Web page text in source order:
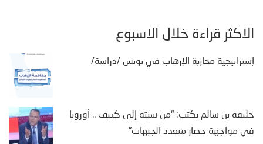
الأكثر قراءة خلال الأسبوع
إستراتيجية محاربة الإرهاب في تونس /دراسة/
خليفة بن سالم يكتب: “من سبتة إلى كييف .. أوروبا
في مواجهة حصار متعدد الجبهات”